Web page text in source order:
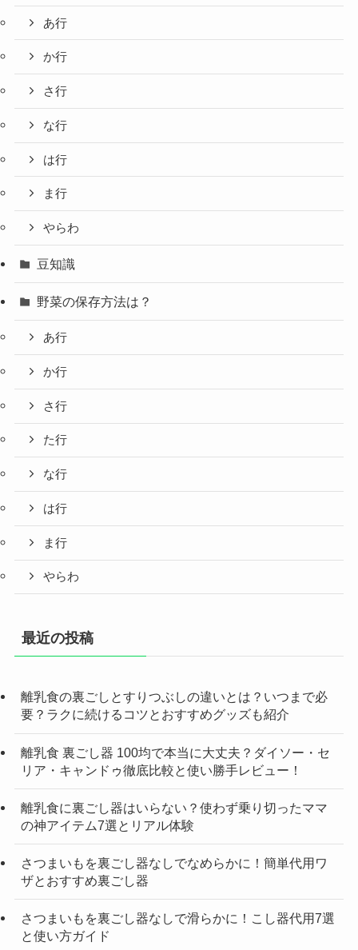
あ行
か行
さ行
な行
は行
ま行
やらわ
豆知識
野菜の保存方法は？
あ行
か行
さ行
た行
な行
は行
ま行
やらわ
最近の投稿
離乳食の裏ごしとすりつぶしの違いとは？いつまで必
要？ラクに続けるコツとおすすめグッズも紹介
離乳食 裏ごし器 100均で本当に大丈夫？ダイソー・セ
リア・キャンドゥ徹底比較と使い勝手レビュー！
離乳食に裏ごし器はいらない？使わず乗り切ったママ
の神アイテム7選とリアル体験
さつまいもを裏ごし器なしでなめらかに！簡単代用ワ
ザとおすすめ裏ごし器
さつまいもを裏ごし器なしで滑らかに！こし器代用7選
と使い方ガイド